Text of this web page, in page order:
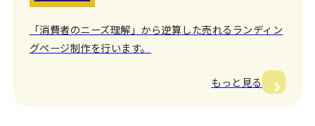
「消費者のニーズ理解」から逆算した売れるランディン
グページ制作を行います。
もっと見る